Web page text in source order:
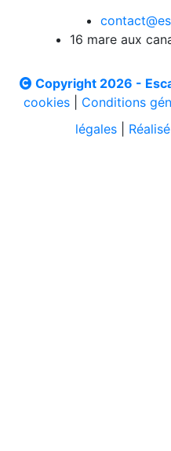
16 mare aux
Copyright 2026 -
cookies| Conditions
légales